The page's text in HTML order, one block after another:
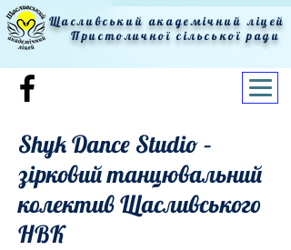
Щасливський академічний ліцей
Пристоличної сільської ради
Shyk Dance Studio –
зірковий танцювальний
колектив Щасливського
НВК